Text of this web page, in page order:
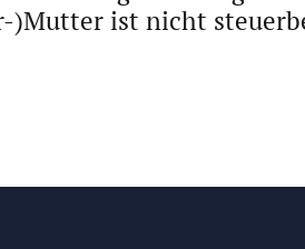
)Mutter ist nicht